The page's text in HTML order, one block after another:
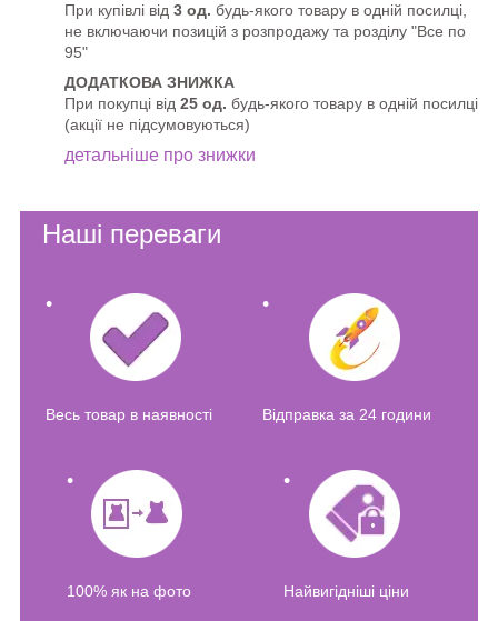
При купівлі від 3 од. будь-якого товару в одній посилці,
не включаючи позицій з розпродажу та розділу "Все по
95"
ДОДАТКОВА ЗНИЖКА
При покупці від 25 од. будь-якого товару в одній посилці
(акції не підсумовуються)
детальніше про знижки
Наші переваги
Весь товар в наявності Відправка за 24 години
100% як на фото Найвигідніші ціни